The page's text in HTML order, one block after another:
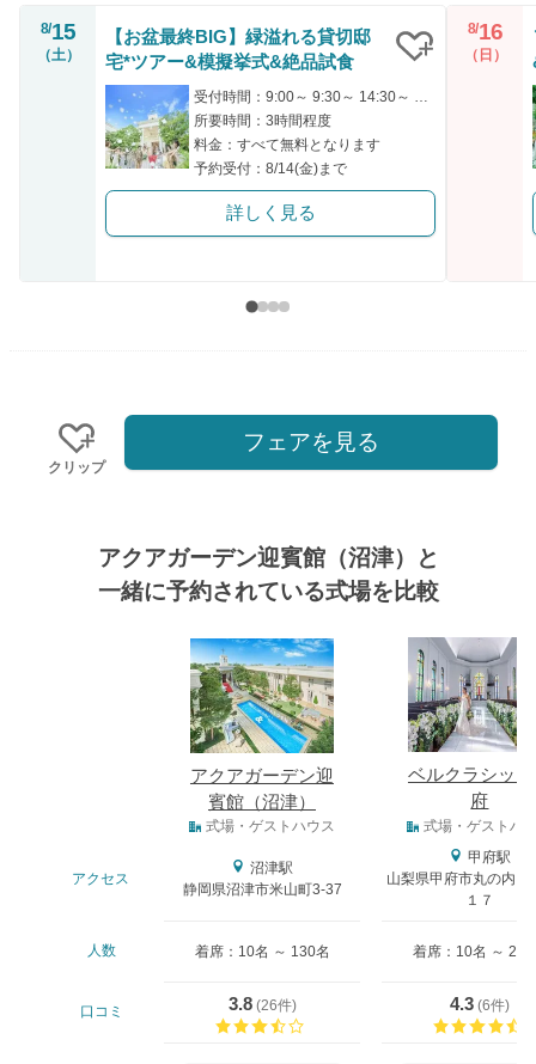
8/15
（土）
【お盆最終BIG】緑溢れる貸切邸
宅*ツアー&模擬挙式&絶品試食
受付時間：9:00～ 9:30～ 14:30～ 15:00～ 16:00～
所要時間：3時間程度
料金：すべて無料となります
予約受付：8/14(金)まで
詳しく見る
8/16
（日）
クリップ
フェアを見る
アクアガーデン迎賓館（沼津）と
一緒に予約されている式場を比較
アクアガーデン迎
賓館（沼津）
ベルクラシッ
府
式場・ゲストハウス 式場・ゲストハ
アクセス
沼津駅
静岡県沼津市米山町3-37
甲府駅
山梨県甲府市丸の内１
１７
人数 着席：10名 ～ 130名 着席：10名 ～ 250
口コミ 3.8(26件)
4.3 (6件)